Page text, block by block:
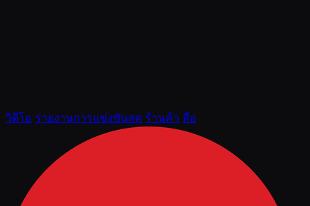
วิดีโอ รายงานการแข่งขันสด ร้านค้า สื่อ